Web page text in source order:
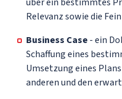
Relevanz sowie die
Business Case- ein
Schaffung eines
Umsetzung eines
anderen und den